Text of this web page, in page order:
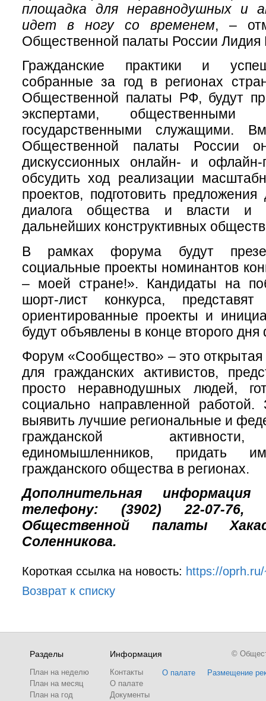
площадка для неравнодушных и
идет в ногу со временем, –
Общественной палаты России Лидия
Гражданские практики и
собранные за год в регионах
Общественной палаты РФ, будут
экспертами, общественными
государственными служащими.
Общественной палаты России
дискуссионных онлайн- и
обсудить ход реализации
проектов, подготовить
диалога общества и власти и
дальнейших конструктивных
В рамках форума будут
социальные проекты номинантов
– моей стране!». Кандидаты на
шорт-лист конкурса,
ориентированные проекты и
будут объявлены в конце второго
Форум «Сообщество» – это
для гражданских активистов,
просто неравнодушных людей,
социально направленной
выявить лучшие региональные и
гражданской
единомышленников, придать
гражданского общества в регионах.
Дополнительная
телефону: (3902) 22-07-76,
Общественной палаты
Соленникова.
Короткая ссылка на новость: https://
Возврат к списку
Разделы
План на неделю
План на месяц
План на год
Информация
Контакты
О палате
Документы
О палате Размещение
©